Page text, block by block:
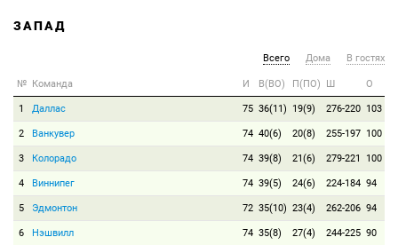
ЗАПАД
Всего Дома В гостях
№ Команда И В(ВО) П(ПО) Ш О
1 Даллас 75 36(11) 19(9) 276-220 103
2 Ванкувер 74 40(6) 20(8) 255-197 100
3 Колорадо 74 39(8) 21(6) 279-221 100
4 Виннипег 74 39(5) 24(6) 224-184 94
5 Эдмонтон 72 35(10) 23(4) 262-206 94
6 Нэшвилл 74 35(8) 27(4) 244-225 90